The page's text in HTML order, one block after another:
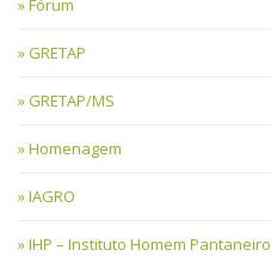
Fórum
GRETAP
GRETAP/MS
Homenagem
IAGRO
IHP – Instituto Homem Pantaneiro